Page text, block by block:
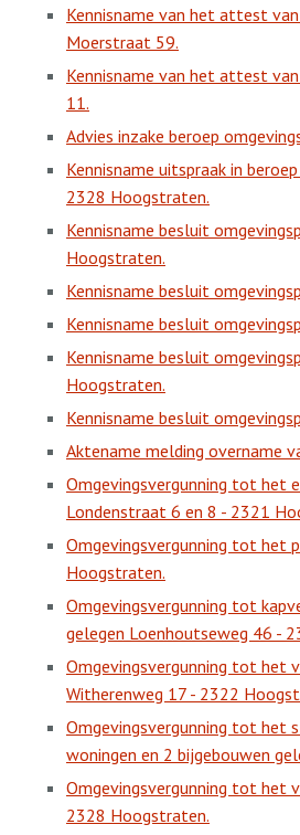
Kennisname van het attest
Moerstraat 59.
Kennisname van het attest
11.
Advies inzake beroep
Kennisname uitspraak in
2328 Hoogstraten.
Kennisname besluit
Hoogstraten.
Kennisname besluit
Kennisname besluit
Kennisname besluit
Hoogstraten.
Kennisname besluit
Aktename melding overname
Omgevingsvergunning tot het
Londenstraat 6 en 8 - 2321
Omgevingsvergunning tot het
Hoogstraten.
Omgevingsvergunning tot
gelegen Loenhoutseweg 46 -
Omgevingsvergunning tot het
Witherenweg 17 - 2322
Omgevingsvergunning tot het
woningen en 2 bijgebouwen
Omgevingsvergunning tot het
2328 Hoogstraten.